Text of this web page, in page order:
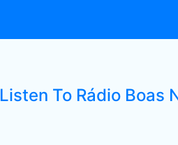
Listen To Rádio Boas